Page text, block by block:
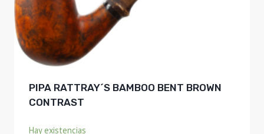
PIPA RATTRAY´S BAMBOO BENT BROWN
CONTRAST
Hay existencias